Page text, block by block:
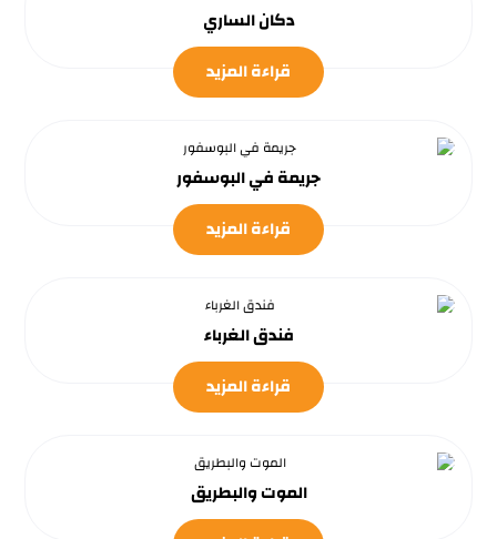
دكان الساري
قراءة المزيد
جريمة في البوسفور
قراءة المزيد
فندق الغرباء
قراءة المزيد
الموت والبطريق